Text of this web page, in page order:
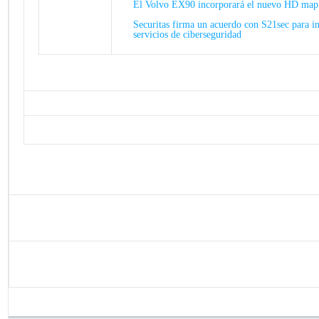
El Volvo EX90 incorporará el nuevo HD
Securitas firma un acuerdo con S21sec para
servicios de ciberseguridad